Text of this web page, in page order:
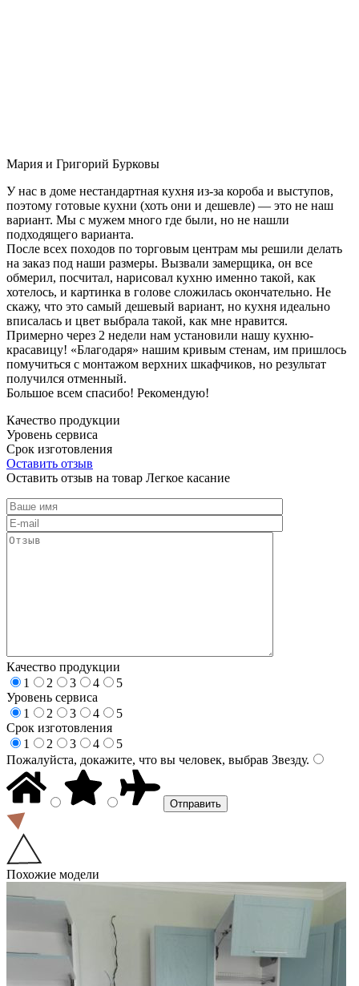
Мария и Григорий Бурковы
У нас в доме нестандартная кухня из-за короба и выступов,
поэтому готовые кухни (хоть они и дешевле) — это не наш
вариант. Мы с мужем много где были, но не нашли
подходящего варианта.
После всех походов по торговым центрам мы решили делать
на заказ под наши размеры. Вызвали замерщика, он все
обмерил, посчитал, нарисовал кухню именно такой, как
хотелось, и картинка в голове сложилась окончательно. Не
скажу, что это самый дешевый вариант, но кухня идеально
вписалась и цвет выбрала такой, как мне нравится.
Примерно через 2 недели нам установили нашу кухню-
красавицу! «Благодаря» нашим кривым стенам, им пришлось
помучиться с монтажом верхних шкафчиков, но результат
получился отменный.
Большое всем спасибо! Рекомендую!
Качество продукции
Уровень сервиса
Срок изготовления
Оставить отзыв
Оставить отзыв на товар Легкое касание
Качество продукции
1
2 3 4
5
Уровень сервиса
1
2 3 4
5
Срок изготовления
1
2 3 4
5
Пожалуйста, докажите, что вы человек, выбрав Звезду.
Похожие модели